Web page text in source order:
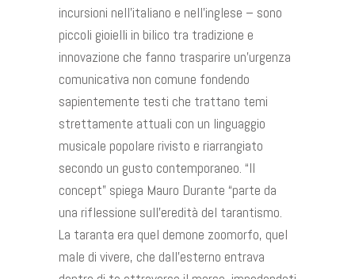
incursioni nell’italiano e nell’inglese – sono
piccoli gioielli in bilico tra tradizione e
innovazione che fanno trasparire un’urgenza
comunicativa non comune fondendo
sapientemente testi che trattano temi
strettamente attuali con un linguaggio
musicale popolare rivisto e riarrangiato
secondo un gusto contemporaneo. “Il
concept” spiega Mauro Durante “parte da
una riflessione sull’eredità del tarantismo.
La taranta era quel demone zoomorfo, quel
male di vivere, che dall’esterno entrava